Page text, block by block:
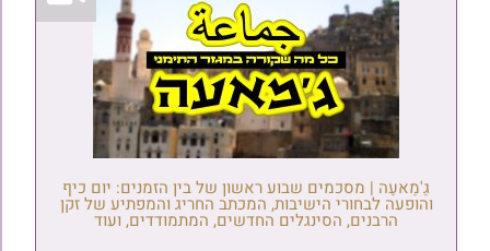
גַ'מַאעַה | מסכמים שבוע ראשון של בין הזמנים: יום כיף
והופעה לבחורי הישיבות, המכתב החריג והמפתיע של זקן
הרבנים, הסינגלים החדשים, המתמודדים, ועוד